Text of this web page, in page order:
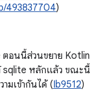
493837704)
ตอนนี้ส่วนขยาย Kotlin
sqlite หลักแล้ว ขณะนี้
มเข้ากันได้ (Ib9512)